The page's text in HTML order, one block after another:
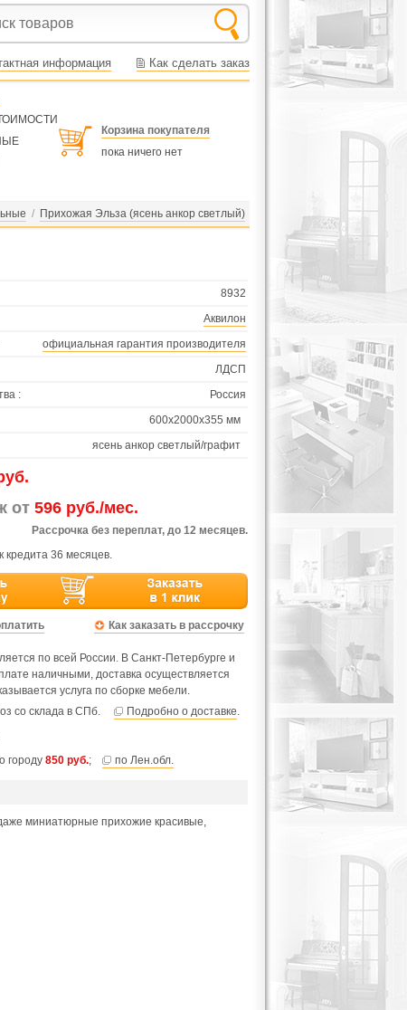
информация Как сделать заказ
Корзина покупателя
пока ничего нет
/ Прихожая Эльза (ясень анкор светлый)
8932
Аквилон
официальная гарантия производителя
ЛДСП
:
Россия
600х2000х355 мм
ясень анкор светлый/графит
от 596 руб./мес.
Рассрочка без переплат, до 12 месяцев.
кредита 36 месяцев.
Как заказать в рассрочку
по всей России. В Санкт-Петербурге и
наличными, доставка осуществляется
услуга по сборке мебели.
со склада в СПб.
Подробно о доставке.
городу 850 руб.; по Лен.обл.
миниатюрные прихожие красивые,